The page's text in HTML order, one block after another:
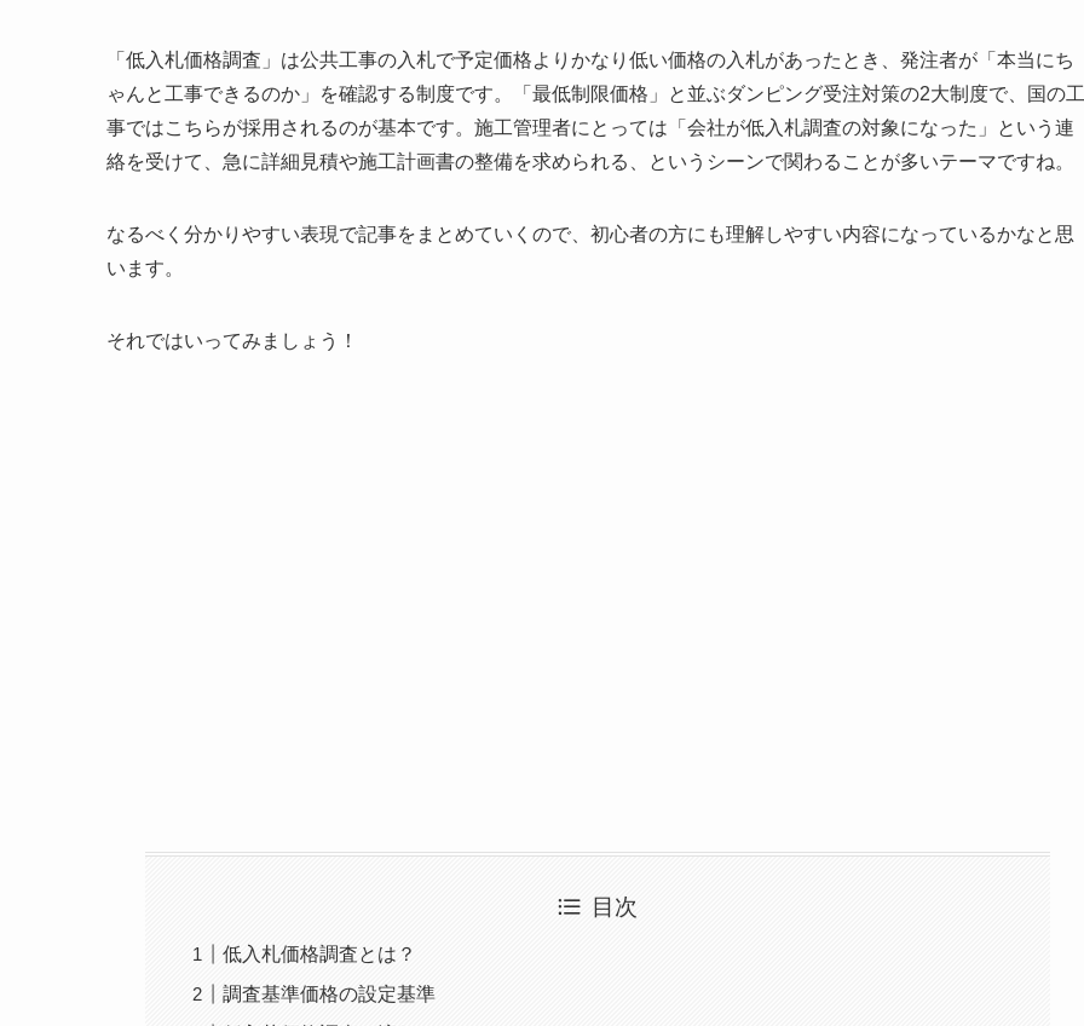
「低入札価格調査」は公共工事の入札で予定価格よりかなり低い価格の入札があったとき、発注者が「本当にち
ゃんと工事できるのか」を確認する制度です。「最低制限価格」と並ぶダンピング受注対策の2大制度で、国の工
事ではこちらが採用されるのが基本です。施工管理者にとっては「会社が低入札調査の対象になった」という連
絡を受けて、急に詳細見積や施工計画書の整備を求められる、というシーンで関わることが多いテーマですね。
なるべく分かりやすい表現で記事をまとめていくので、初心者の方にも理解しやすい内容になっているかなと思
います。
それではいってみましょう！
目次
低入札価格調査とは？
調査基準価格の設定基準